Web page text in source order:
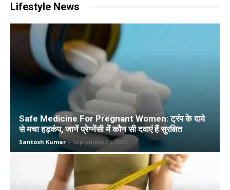
Lifestyle News
Safe Medicine For Pregnant Women: ट्रंप के दावे
से मचा हड़कंप, जानें प्रेग्नेंसी में कौन सी दवाएं हैं सुरक्षित
Santosh Kumar - September 25, 2025